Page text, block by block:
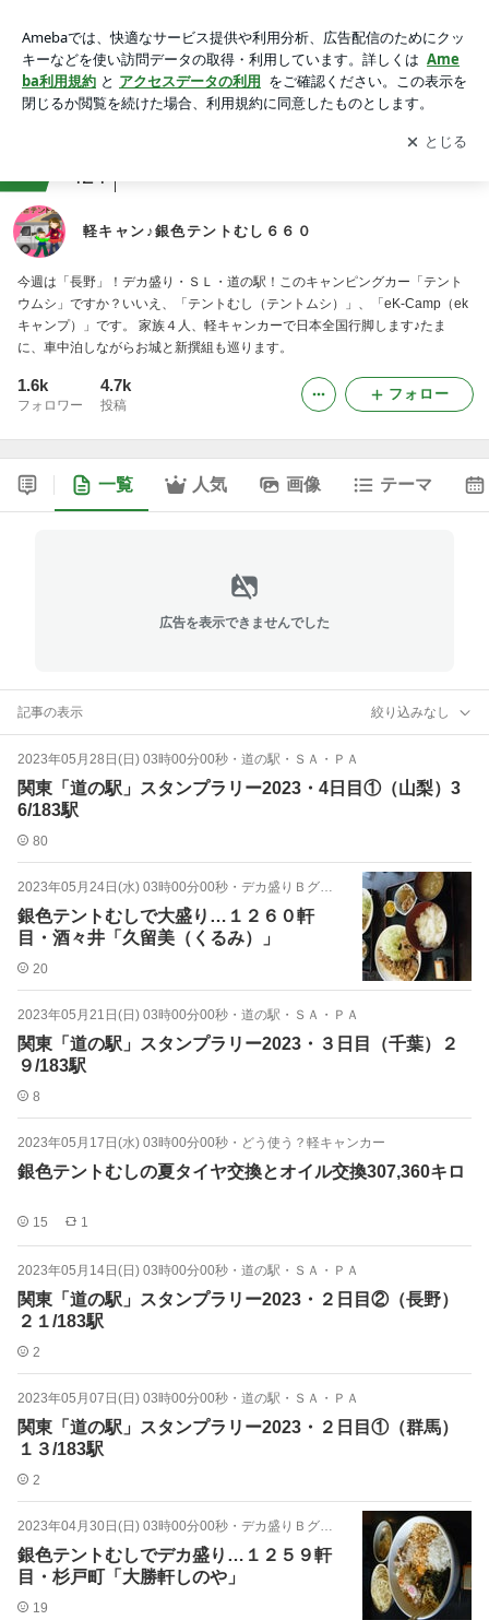
アプリをダウンロードして ブログの更新通知
を受け取りまし
ょう。
開く
424
軽キャン♪銀色テントむし６６０
今週は「長野」！デカ盛り・ＳＬ・道の駅！このキャンピングカー「テント
ウムシ」ですか？いいえ、「テントむし（テントムシ）」、「eK-Camp（ek
キャンプ）」です。 家族４人、軽キャンカーで日本全国行脚します♪たま
に、車中泊しながらお城と新撰組も巡ります。
1.6k
フォロワー
4.7k
投稿
フォロー
一覧 人気 画像 テーマ
広告を表示できませんでした
記事の表示 絞り込みなし
2023年05月28日(日) 03時00分00秒 ・ 道の駅・ＳＡ・ＰＡ
関東「道の駅」スタンプラリー2023・4日目①（山梨）3
6/183駅
80
2023年05月24日(水) 03時00分00秒 ・ デカ盛りＢグル・千葉
銀色テントむしで大盛り…１２６０軒
目・酒々井「久留美（くるみ）」
20
2023年05月21日(日) 03時00分00秒 ・ 道の駅・ＳＡ・ＰＡ
関東「道の駅」スタンプラリー2023・３日目（千葉）２
９/183駅
8
2023年05月17日(水) 03時00分00秒 ・ どう使う？軽キャンカー
銀色テントむしの夏タイヤ交換とオイル交換307,360キロ
15 1
2023年05月14日(日) 03時00分00秒 ・ 道の駅・ＳＡ・ＰＡ
関東「道の駅」スタンプラリー2023・２日目②（長野）
２１/183駅
2
2023年05月07日(日) 03時00分00秒 ・ 道の駅・ＳＡ・ＰＡ
関東「道の駅」スタンプラリー2023・２日目①（群馬）
１３/183駅
2
2023年04月30日(日) 03時00分00秒 ・ デカ盛りＢグル・埼玉
銀色テントむしでデカ盛り…１２５９軒
目・杉戸町「大勝軒しのや」
19